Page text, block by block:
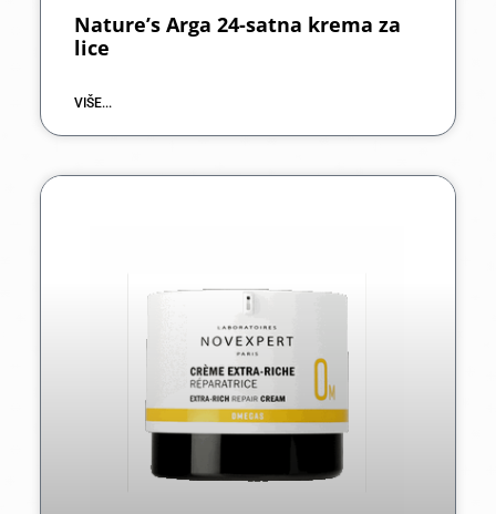
Nature’s Arga 24-satna krema za
lice
VIŠE...